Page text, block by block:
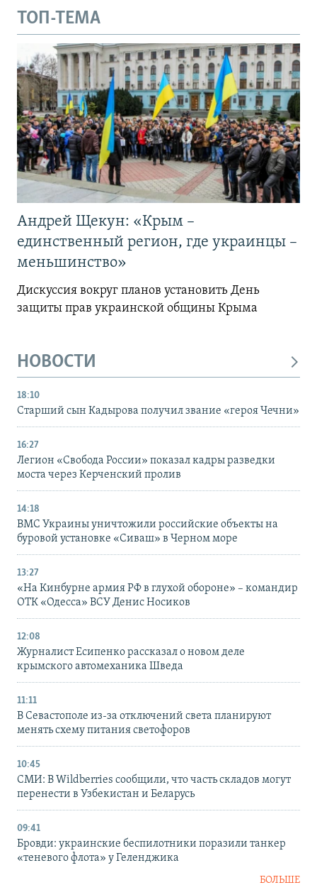
ТОП-ТЕМА
Андрей Щекун: «Крым –
единственный регион, где украинцы –
меньшинство»
Дискуссия вокруг планов установить День
защиты прав украинской общины Крыма
НОВОСТИ
18:10
Старший сын Кадырова получил звание «героя Чечни»
16:27
Легион «Свобода России» показал кадры разведки
моста через Керченский пролив
14:18
ВМС Украины уничтожили российские объекты на
буровой установке «Сиваш» в Черном море
13:27
«На Кинбурне армия РФ в глухой обороне» – командир
ОТК «Одесса» ВСУ Денис Носиков
12:08
Журналист Есипенко рассказал о новом деле
крымского автомеханика Шведа
11:11
В Севастополе из-за отключений света планируют
менять схему питания светофоров
10:45
СМИ: В Wildberries сообщили, что часть складов могут
перенести в Узбекистан и Беларусь
09:41
Бровди: украинские беспилотники поразили танкер
«теневого флота» у Геленджика
БОЛЬШЕ